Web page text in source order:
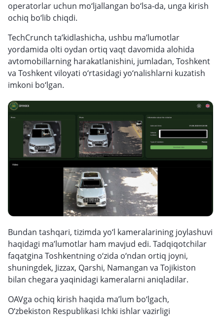
operatorlar uchun mo‘ljallangan bo‘lsa-da, unga kirish
ochiq bo‘lib chiqdi.
TechCrunch ta’kidlashicha, ushbu ma’lumotlar
yordamida olti oydan ortiq vaqt davomida alohida
avtomobillarning harakatlanishini, jumladan, Toshkent
va Toshkent viloyati o‘rtasidagi yo‘nalishlarni kuzatish
imkoni bo‘lgan.
Bundan tashqari, tizimda yo‘l kameralarining joylashuvi
haqidagi ma’lumotlar ham mavjud edi. Tadqiqotchilar
faqatgina Toshkentning o‘zida o‘ndan ortiq joyni,
shuningdek, Jizzax, Qarshi, Namangan va Tojikiston
bilan chegara yaqinidagi kameralarni aniqladilar.
OAVga ochiq kirish haqida ma’lum bo‘lgach,
O‘zbekiston Respublikasi Ichki ishlar vazirligi